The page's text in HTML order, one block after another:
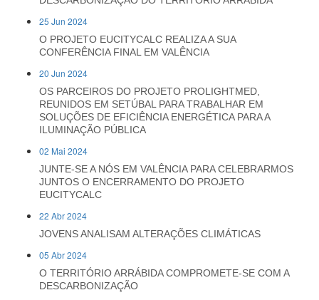
25 Jun 2024
O PROJETO EUCITYCALC REALIZA A SUA
CONFERÊNCIA FINAL EM VALÊNCIA
20 Jun 2024
OS PARCEIROS DO PROJETO PROLIGHTMED,
REUNIDOS EM SETÚBAL PARA TRABALHAR EM
SOLUÇÕES DE EFICIÊNCIA ENERGÉTICA PARA A
ILUMINAÇÃO PÚBLICA
02 Mai 2024
JUNTE-SE A NÓS EM VALÊNCIA PARA CELEBRARMOS
JUNTOS O ENCERRAMENTO DO PROJETO
EUCITYCALC
22 Abr 2024
JOVENS ANALISAM ALTERAÇÕES CLIMÁTICAS
05 Abr 2024
O TERRITÓRIO ARRÁBIDA COMPROMETE-SE COM A
DESCARBONIZAÇÃO